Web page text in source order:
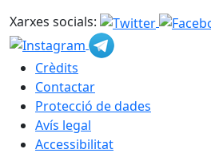
Xarxes socials:
Crèdits
Contactar
Protecció de dades
Avís legal
Accessibilitat